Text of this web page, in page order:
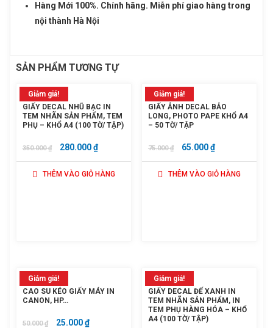
Hàng Mới 100%. Chính hãng. Miễn phí giao hàng trong
nội thành Hà Nội
SẢN PHẨM TƯƠNG TỰ
Giảm giá!
GIẤY DECAL NHŨ BẠC IN
TEM NHÃN SẢN PHẨM, TEM
PHỤ – KHỔ A4 (100 TỜ/ TẬP)
350.000₫
GIÁ
GỐC
LÀ:
280.000₫GIÁ
HIỆN
TẠI
THÊM VÀO GIỎ HÀNG
Giảm giá!
GIẤY ẢNH DECAL BẢO
LONG, PHOTO PAPE KHỔ A4
– 50 TỜ/ TẬP
75.000₫
GIÁ
GỐC
LÀ:
65.000₫GIÁ
HIỆN
TẠI
THÊM VÀO GIỎ HÀNG
Giảm giá!
CAO SU KÉO GIẤY MÁY IN
CANON, HP…
50.000₫
GIÁ
25.000₫GIÁ
Giảm giá!
GIẤY DECAL ĐẾ XANH IN
TEM NHÃN SẢN PHẨM, IN
TEM PHỤ HÀNG HÓA – KHỔ
A4 (100 TỜ/ TẬP)